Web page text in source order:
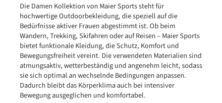
Die Damen Kollektion von Maier Sports steht für
hochwertige Outdoorbekleidung, die speziell auf die
Bedürfnisse aktiver Frauen abgestimmt ist. Ob beim
Wandern, Trekking, Skifahren oder auf Reisen – Maier Sports
bietet funktionale Kleidung, die Schutz, Komfort und
Bewegungsfreiheit vereint. Die verwendeten Materialien sind
atmungsaktiv, wetterbeständig und angenehm leicht, sodass
sie sich optimal an wechselnde Bedingungen anpassen.
Dadurch bleibt das Körperklima auch bei intensiver
Bewegung ausgeglichen und komfortabel.